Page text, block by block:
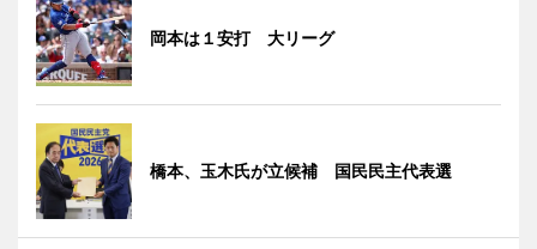
岡本は１安打 大リーグ
橋本、玉木氏が立候補 国民民主代表選